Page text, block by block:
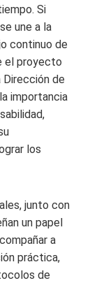
Si
une a la
continuo de
el proyecto
Dirección de
importancia
los
junto con
un papel
a
práctica,
de